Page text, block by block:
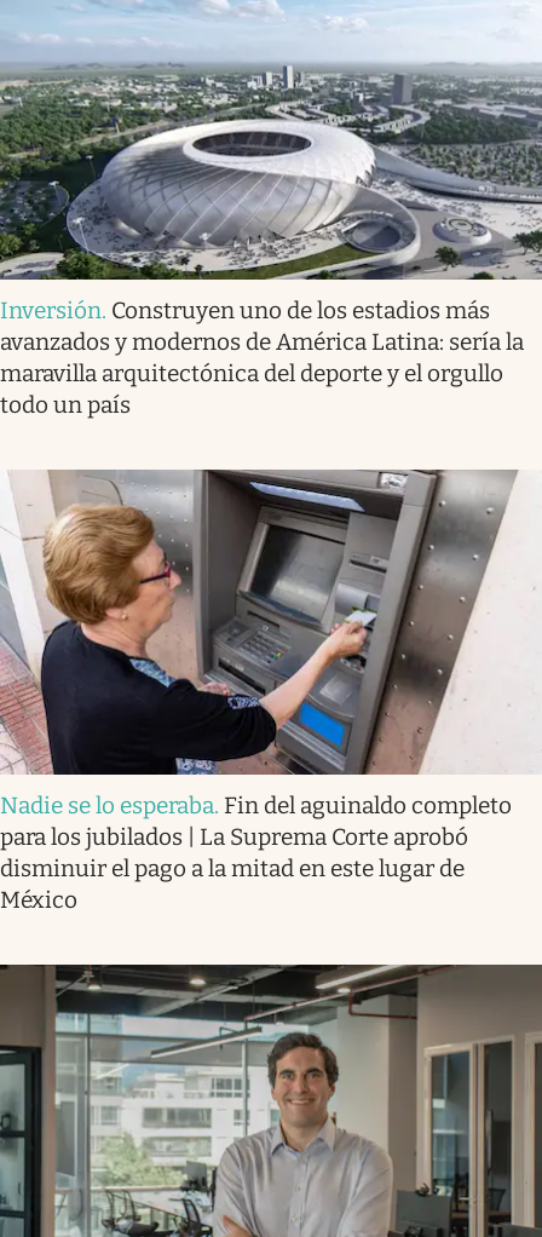
Inversión. Construyen uno de los estadios más
avanzados y modernos de América Latina: sería la
maravilla arquitectónica del deporte y el orgullo
todo un país
Nadie se lo esperaba. Fin del aguinaldo completo
para los jubilados | La Suprema Corte aprobó
disminuir el pago a la mitad en este lugar de
México